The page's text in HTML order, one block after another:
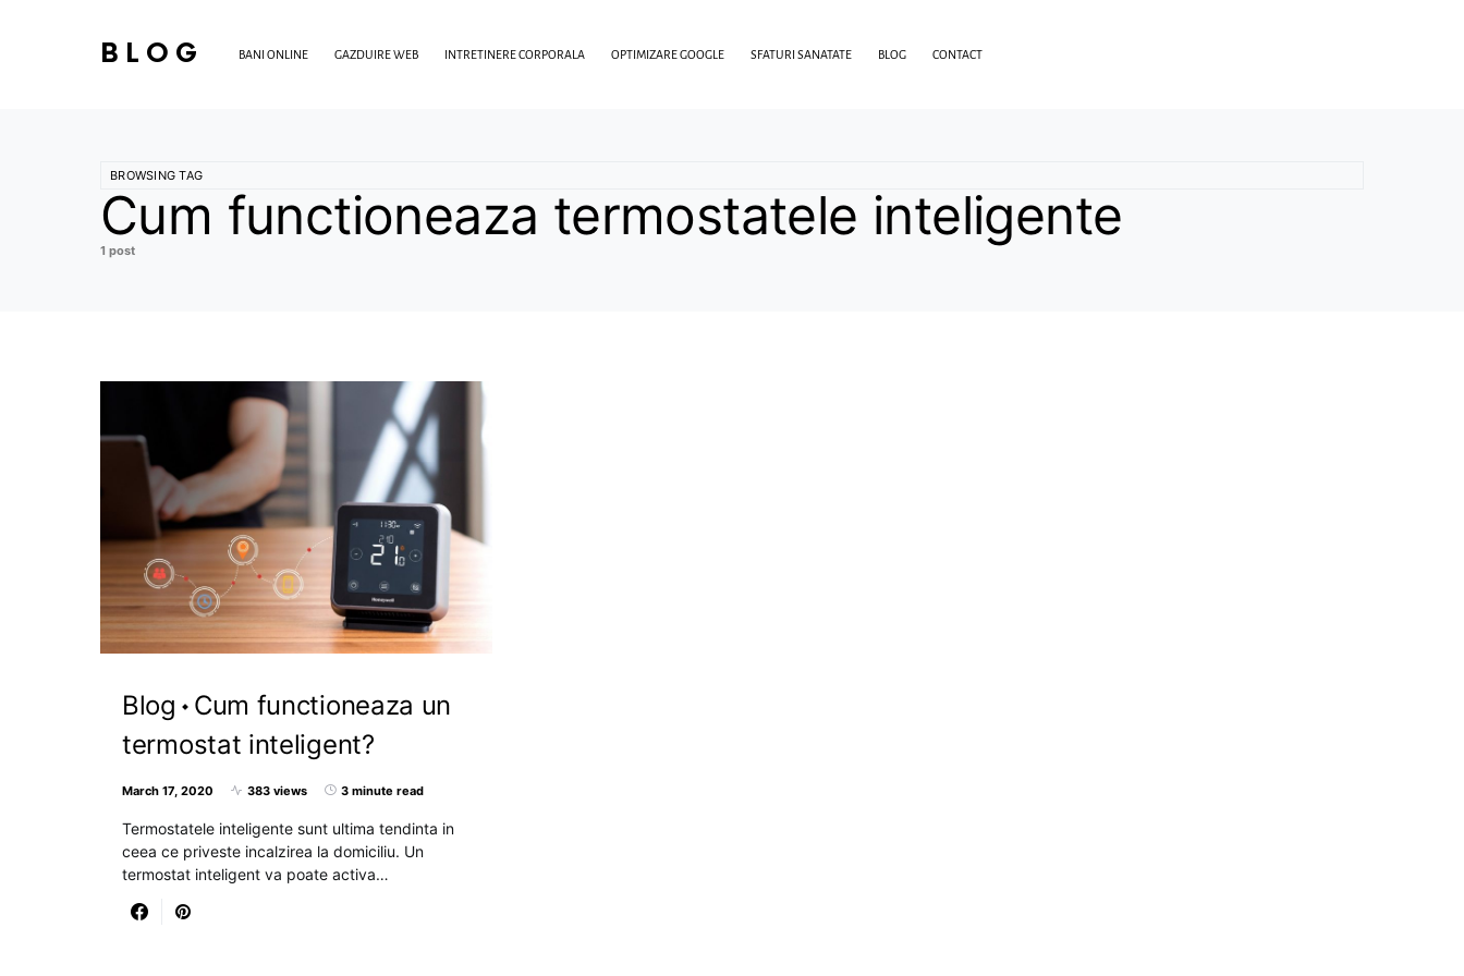
BLOG BANI ONLINE GAZDUIRE WEB INTRETINERE CORPORALA OPTIMIZARE GOOGLE SFATURI SANATATE BLOG CONTACT
BROWSING TAG
Cum functioneaza termostatele inteligente
1 post
Blog
Cum functioneaza un
termostat inteligent?
March 17, 2020 383 views 3 minute read
Termostatele inteligente sunt ultima tendinta in
ceea ce priveste incalzirea la domiciliu. Un
termostat inteligent va poate activa…